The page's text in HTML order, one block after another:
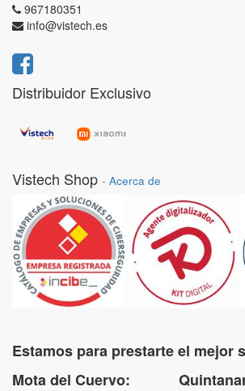
967180351
info@vistech.es
Distribuidor Exclusivo
Vistech Shop - Acerca de
Estamos para prestarte el mejor
Mota del Cuervo: Quintanar